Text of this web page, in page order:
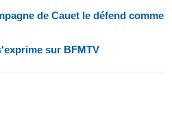
de Cauet le défend comme
sur BFMTV